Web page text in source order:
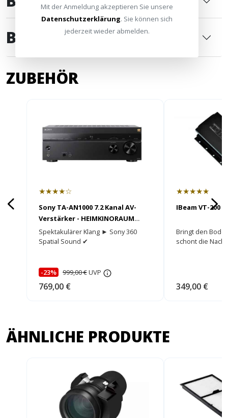
BEWERTUNGEN 0
ZUBEHÖR
★★★★☆
Sony TA-AN1000 7.2 Kanal AV-
Verstärker - HEIMKINORAUM
Edition
Spektakulärer Klang ► Sony 360
Spatial Sound ✔
-23% 999,00 €UVP
769,00 €
★★★★★
IBeam VT-200
Bringt den
schont die
349,00 €
ÄHNLICHE PRODUKTE
Mit der Anmeldung akzeptieren Sie unsere
Datenschutzerklärung. Sie können sich
jederzeit wieder abmelden.